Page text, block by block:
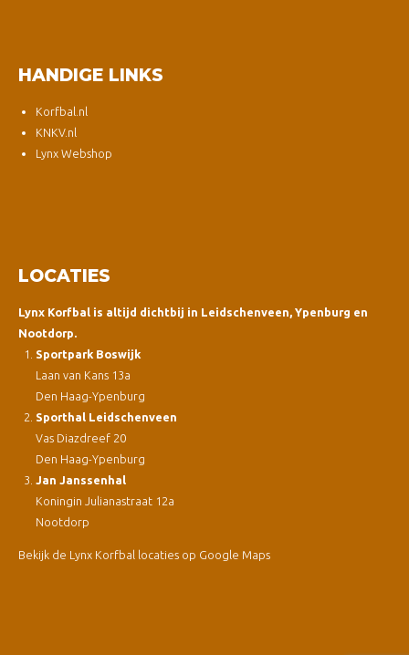
HANDIGE LINKS
Korfbal.nl
KNKV.nl
Lynx Webshop
LOCATIES
Lynx Korfbal is altijd dichtbij in Leidschenveen, Ypenburg en
Nootdorp.
Sportpark Boswijk
Laan van Kans 13a
Den Haag-Ypenburg
Sporthal Leidschenveen
Vas Diazdreef 20
Den Haag-Ypenburg
Jan Janssenhal
Koningin Julianastraat 12a
Nootdorp
Bekijk de Lynx Korfbal locaties op Google Maps